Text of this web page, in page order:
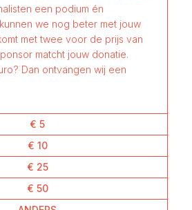
een podium én
we nog beter met jouw
met twee voor de prijs van
matcht jouw donatie.
Dan ontvangen wij een
€ 5
€ 10
€ 25
€ 50